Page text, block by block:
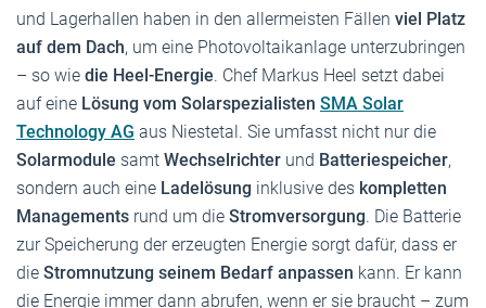
und Lagerhallen haben in den allermeisten Fällen viel Platz
auf dem Dach, um eine Photovoltaikanlage unterzubringen
– so wie die Heel-Energie. Chef Markus Heel setzt dabei
auf eine Lösung vom Solarspezialisten SMA Solar
Technology AG aus Niestetal. Sie umfasst nicht nur die
Solarmodule samt Wechselrichter und Batteriespeicher,
sondern auch eine Ladelösung inklusive des kompletten
Managements rund um die Stromversorgung. Die Batterie
zur Speicherung der erzeugten Energie sorgt dafür, dass er
die Stromnutzung seinem Bedarf anpassen kann. Er kann
die Energie immer dann abrufen, wenn er sie braucht – zum